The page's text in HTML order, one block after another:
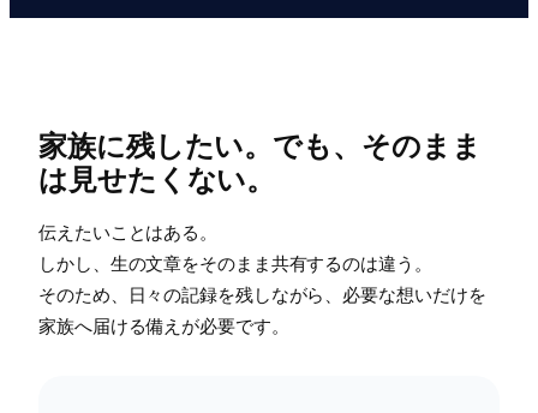
家族に残したい。でも、そのまま
は見せたくない。
伝えたいことはある。
しかし、生の文章をそのまま共有するのは違う。
そのため、日々の記録を残しながら、必要な想いだけを
家族へ届ける備えが必要です。